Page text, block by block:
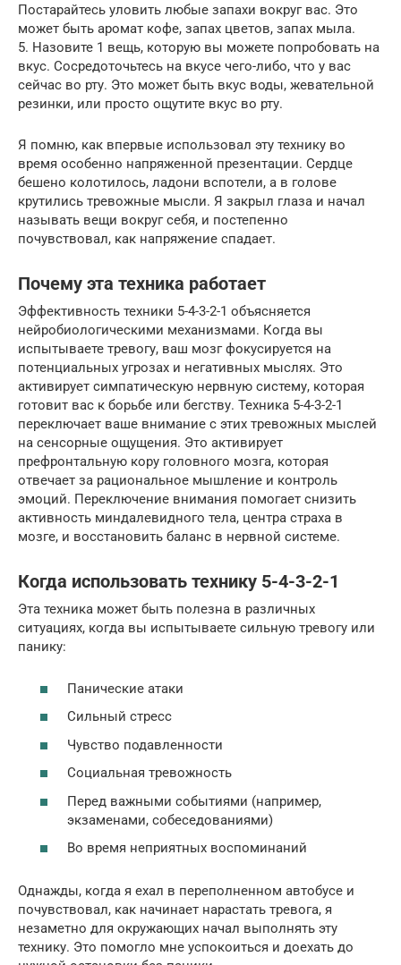
Постарайтесь уловить любые запахи вокруг вас. Это
может быть аромат кофе, запах цветов, запах мыла.
5. Назовите 1 вещь, которую вы можете попробовать на
вкус. Сосредоточьтесь на вкусе чего-либо, что у вас
сейчас во рту. Это может быть вкус воды, жевательной
резинки, или просто ощутите вкус во рту.
Я помню, как впервые использовал эту технику во
время особенно напряженной презентации. Сердце
бешено колотилось, ладони вспотели, а в голове
крутились тревожные мысли. Я закрыл глаза и начал
называть вещи вокруг себя, и постепенно
почувствовал, как напряжение спадает.
Почему эта техника работает
Эффективность техники 5-4-3-2-1 объясняется
нейробиологическими механизмами. Когда вы
испытываете тревогу, ваш мозг фокусируется на
потенциальных угрозах и негативных мыслях. Это
активирует симпатическую нервную систему, которая
готовит вас к борьбе или бегству. Техника 5-4-3-2-1
переключает ваше внимание с этих тревожных мыслей
на сенсорные ощущения. Это активирует
префронтальную кору головного мозга, которая
отвечает за рациональное мышление и контроль
эмоций. Переключение внимания помогает снизить
активность миндалевидного тела, центра страха в
мозге, и восстановить баланс в нервной системе.
Когда использовать технику 5-4-3-2-1
Эта техника может быть полезна в различных
ситуациях, когда вы испытываете сильную тревогу или
панику:
Панические атаки
Сильный стресс
Чувство подавленности
Социальная тревожность
Перед важными событиями (например,
экзаменами, собеседованиями)
Во время неприятных воспоминаний
Однажды, когда я ехал в переполненном автобусе и
почувствовал, как начинает нарастать тревога, я
незаметно для окружающих начал выполнять эту
технику. Это помогло мне успокоиться и доехать до